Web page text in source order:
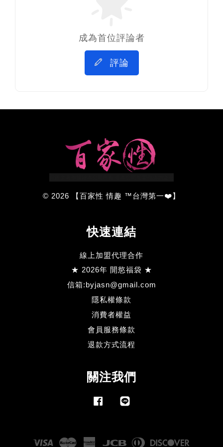
成為首位評論者
評論
© 2026 【百家性 情趣 ™台灣第一❤️】
快速連結
線上加盟代理合作
★ 2026年 開慾福袋 ★
信箱:byjasn@gmail.com
隱私權條款
消費者權益
會員服務條款
退款方式流程
關注我們
Facebook
Visa Master AmericanJCB Diners